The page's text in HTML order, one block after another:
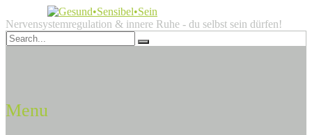
Nervensystemregulation & innere Ruhe - du selbst sein dürfen!
Menu